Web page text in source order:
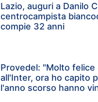
Lazio, auguri a Danilo
centrocampista
compie 32 anni
Provedel: "Molto felice
all'Inter, ora ho capito
l'anno scorso hanno